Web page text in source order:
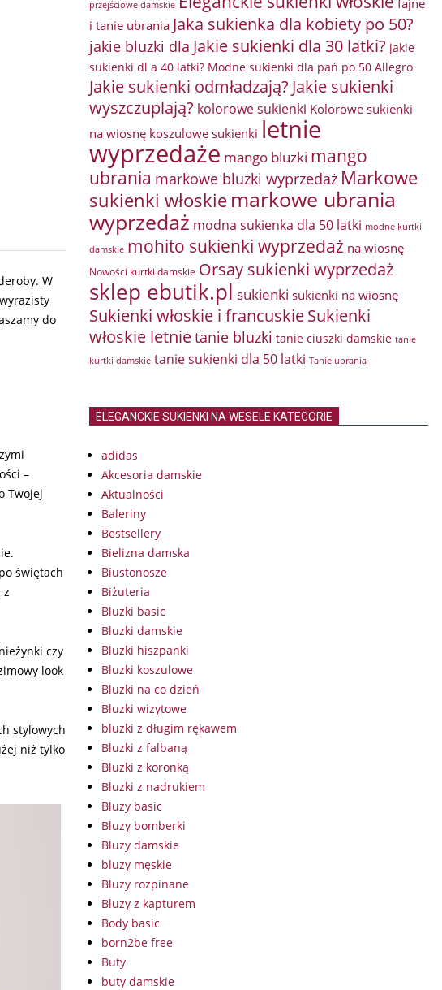
W
do
–
Twojej
świętach
z
czy
look
stylowych
niż tylko
przejściowe damskie
fajne
i tanie ubrania Jaka sukienka dla kobiety po 50?
jakie bluzki dla Jakie sukienki dla 30 latki? jakie
sukienki dl a 40 latki? Modne sukienki dla pań po 50 Allegro
Jakie sukienki odmładzają? Jakie sukienki
wyszczuplają? kolorowe sukienki Kolorowe sukienki
na wiosnę koszulowe sukienki letnie
wyprzedaże mango bluzki mango
ubrania markowe bluzki wyprzedaż Markowe
sukienki włoskie markowe ubrania
wyprzedaż modna sukienka dla 50 latki modne kurtki
damskie mohito sukienki wyprzedaż na wiosnę
Nowości kurtki damskie Orsay sukienki wyprzedaż
sklep ebutik.pl sukienki sukienki na wiosnę
Sukienki włoskie i francuskieSukienki
włoskie letnietanie bluzki tanie ciuszki damskie tanie
kurtki damskie tanie sukienki dla 50 latki Tanie ubrania
ELEGANCKIE SUKIENKI NA WESELE KATEGORIE
adidas
Akcesoria damskie
Aktualności
Baleriny
Bestsellery
Bielizna damska
Biustonosze
Biżuteria
Bluzki basic
Bluzki damskie
Bluzki hiszpanki
Bluzki koszulowe
Bluzki na co dzień
Bluzki wizytowe
bluzki z długim rękawem
Bluzki z falbaną
Bluzki z koronką
Bluzki z nadrukiem
Bluzy basic
Bluzy bomberki
Bluzy damskie
bluzy męskie
Bluzy rozpinane
Bluzy z kapturem
Body basic
born2be free
Buty
buty damskie